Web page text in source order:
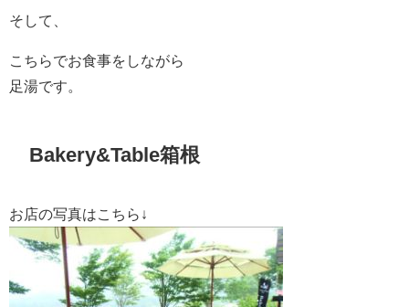
そして、
こちらでお食事をしながら
足湯です。
Bakery&Table箱根
お店の写真はこちら↓